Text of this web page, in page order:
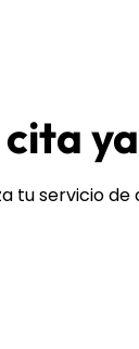
tu servicio de